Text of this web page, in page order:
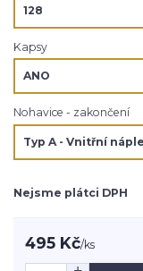
Kapsy
Nohavice - zakončení
Nejsme plátci DPH
495 Kč/ks